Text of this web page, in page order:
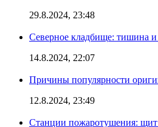
29.8.2024, 23:48
Северное кладбище: тишина
14.8.2024, 22:07
Причины популярности
12.8.2024, 23:49
Станции пожаротушения: щит